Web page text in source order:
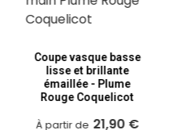
Coupe vasque basse
lisse et brillante
émaillée - Plume
Rouge Coquelicot
À partir de 21,90 €